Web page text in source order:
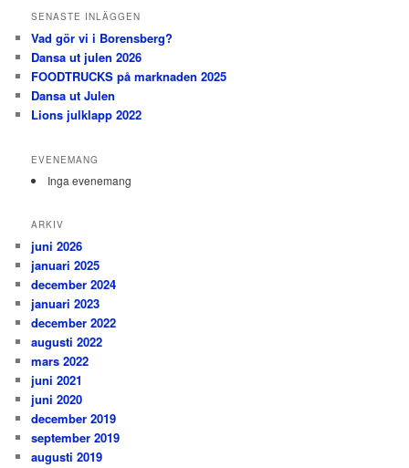
SENASTE INLÄGGEN
Vad gör vi i Borensberg?
Dansa ut julen 2026
FOODTRUCKS på marknaden 2025
Dansa ut Julen
Lions julklapp 2022
EVENEMANG
Inga evenemang
ARKIV
juni 2026
januari 2025
december 2024
januari 2023
december 2022
augusti 2022
mars 2022
juni 2021
juni 2020
december 2019
september 2019
augusti 2019